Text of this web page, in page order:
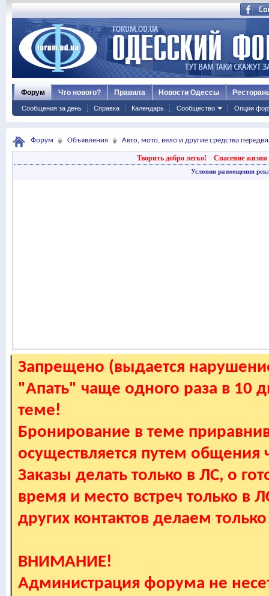
Форум
Сообщения за день Справка Календарь Сообщество Опции
Что нового? Правила Новости Одессы
Форум Объявления Авто, мото, вело и другие средства
Творить добро легко! Спасение жизни
Условия размещения
Запрещено (выдается
"Апать" чаще одного раза в 10
теме!
Бронирование в теме
осуществляется путем
Заказы делать только в ЛС, о
время и место встреч только в
других контактов делаем
ВНИМАНИЕ!
Администрация форума не